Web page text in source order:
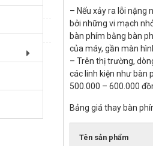
– Nếu xảy ra lỗi nặng
bởi những vi mạch
bàn phím bằng bàn
của máy, gần màn
– Trên thị trường,
các linh kiện như bàn
500.000 – 600.000
Bảng giá thay bàn
Tên sản phẩm